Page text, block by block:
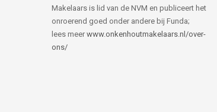
Makelaars is lid van de NVM en publiceert het
onroerend goed onder andere bij Funda;
lees meer www.onkenhoutmakelaars.nl/over-
ons/